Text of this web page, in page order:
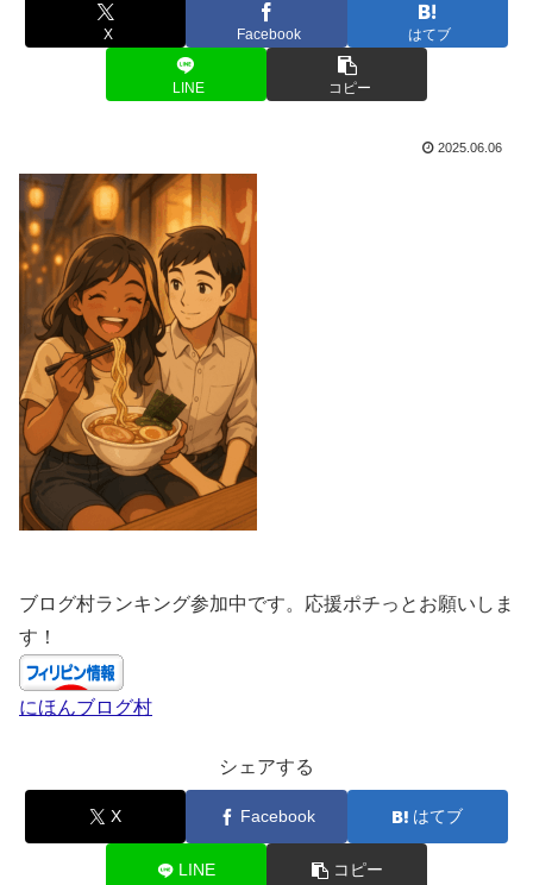
X Facebook はてブ
LINE コピー
2025.06.06
ブログ村ランキング参加中です。応援ポチっとお願いしま
す！
にほんブログ村
シェアする
X Facebook はてブ
LINE コピー